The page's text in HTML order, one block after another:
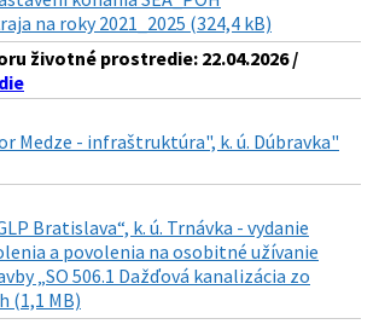
na roky 2021_2025 (324,4 kB)
životné prostredie: 22.04.2026 /
Medze - infraštruktúra", k. ú. Dúbravka"
Bratislava“, k. ú. Trnávka - vydanie
a povolenia na osobitné užívanie
„SO 506.1 Dažďová kanalizácia zo
(1,1 MB)